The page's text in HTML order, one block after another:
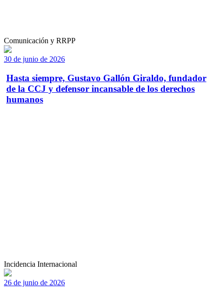
Comunicación y RRPP
30 de junio de 2026
Hasta siempre, Gustavo Gallón Giraldo, fundador
de la CCJ y defensor incansable de los derechos
humanos
Incidencia Internacional
26 de junio de 2026